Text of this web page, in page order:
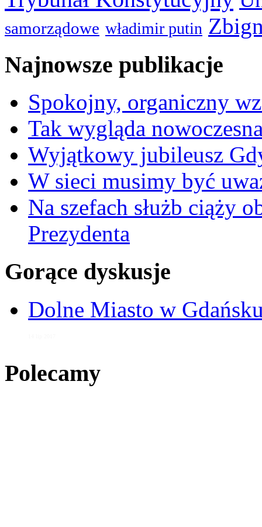
samorządowe władimir putin
Najnowsze publikacje
Spokojny, organiczny
Tak wygląda
Wyjątkowy jubileusz
W sieci musimy być
Na szefach służb ciąży
Prezydenta
Gorące dyskusje
Dolne Miasto w
Polecamy